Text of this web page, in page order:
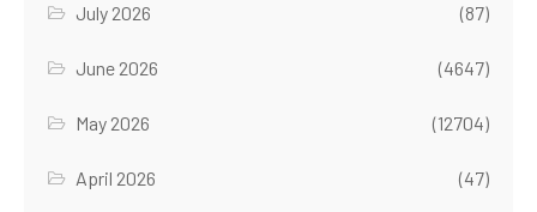
July 2026 (87)
June 2026 (4647)
May 2026 (12704)
April 2026 (47)